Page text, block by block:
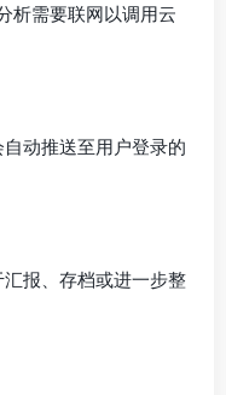
析需要联网以调用云
动推送至用户登录的
报、存档或进一步整